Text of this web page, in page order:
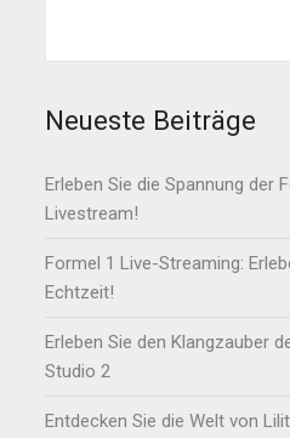
Neueste Beiträge
Erleben Sie die Spannung der
Livestream!
Formel 1 Live-Streaming:
Echtzeit!
Erleben Sie den Klangzauber
Studio 2
Entdecken Sie die Welt von